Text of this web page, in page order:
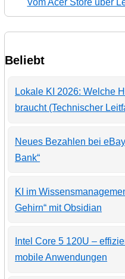
Vom Acer Store über
Beliebt
Lokale KI 2026: Welche
braucht (Technischer
Neues Bezahlen bei
Bank“
KI im
Gehirn“ mit Obsidian
Intel Core 5 120U –
mobile Anwendungen